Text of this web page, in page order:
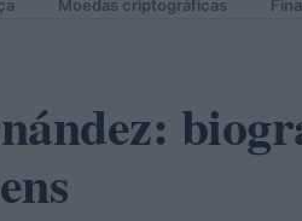
Moedas criptográficas